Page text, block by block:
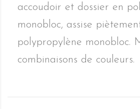
accoudoir et dossier en
monobloc, assise
polypropylène monobloc.
combinaisons de couleurs.